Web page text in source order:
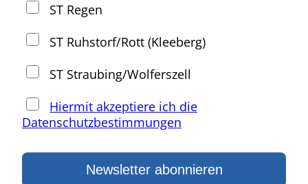
ST Regen
ST Ruhstorf/Rott (Kleeberg)
ST Straubing/Wolferszell
Hiermit akzeptiere ich die
Datenschutzbestimmungen